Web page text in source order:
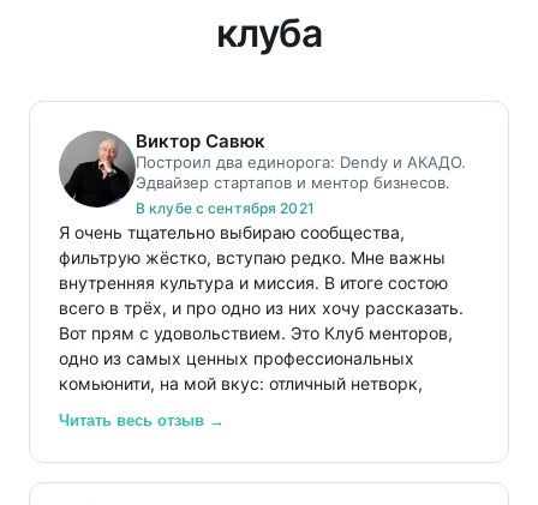
клуба
Виктор Савюк
Построил два единорога: Dendy и АКАДО.
Эдвайзер стартапов и ментор бизнесов.
В клубе с сентября 2021
Я очень тщательно выбираю сообщества,
фильтрую жёстко, вступаю редко. Мне важны
внутренняя культура и миссия. В итоге состою
всего в трёх, и про одно из них хочу рассказать.
Вот прям с удовольствием. Это Клуб менторов,
одно из самых ценных профессиональных
комьюнити, на мой вкус: отличный нетворк,
большая база знаний для членов клуба;
возможность найти клиентов для начинающих
менторов.
Читать весь отзыв →